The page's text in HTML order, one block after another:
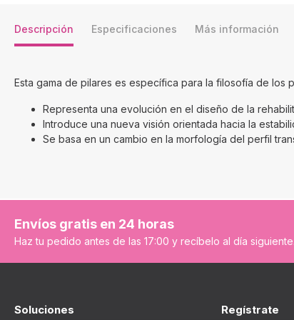
Descripción Especificaciones Más información
Esta gama de pilares es específica para la filosofía de los
Representa una evolución en el diseño de la
Introduce una nueva visión orientada hacia la
Se basa en un cambio en la morfología del perfil
Envíos gratis en 24 horas
Haz tu pedido antes de las 17:00 y recíbelo al día siguiente.
Soluciones Regístrate